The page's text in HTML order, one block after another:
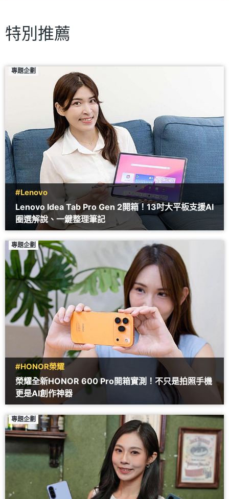
特別推薦
專題企劃
#Lenovo
Lenovo Idea Tab Pro Gen 2開箱！13吋大平板支援AI
圈選解說、一鍵整理筆記
專題企劃
#HONOR榮耀
榮耀全新HONOR 600 Pro開箱實測！不只是拍照手機
更是AI創作神器
專題企劃